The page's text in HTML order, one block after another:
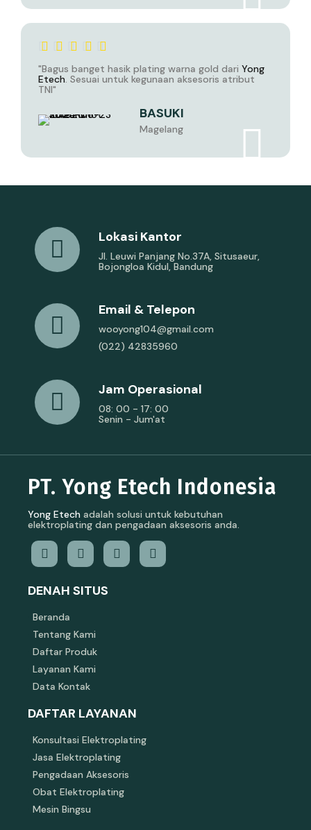
"Bagus banget hasik plating warna gold dari Yong
Etech. Sesuai untuk kegunaan aksesoris atribut
TNI"
BASUKI
Magelang
Lokasi Kantor
Jl. Leuwi Panjang No.37A, Situsaeur,
Bojongloa Kidul, Bandung
Email & Telepon
wooyong104@gmail.com
(022) 42835960
Jam Operasional
08: 00 - 17: 00
Senin - Jum'at
PT. Yong Etech Indonesia
Yong Etech adalah solusi untuk kebutuhan
elektroplating dan pengadaan aksesoris anda.
DENAH SITUS
Beranda
Tentang Kami
Daftar Produk
Layanan Kami
Data Kontak
DAFTAR LAYANAN
Konsultasi Elektroplating
Jasa Elektroplating
Pengadaan Aksesoris
Obat Elektroplating
Mesin Bingsu